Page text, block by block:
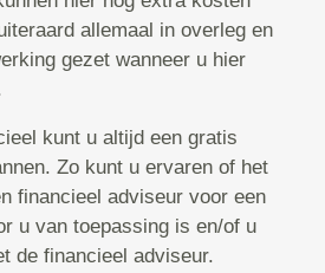
allemaal in overleg en
gezet wanneer u hier
kunt u altijd een gratis
Zo kunt u ervaren of het
financieel adviseur voor een
u van toepassing is en/of u
de financieel adviseur.